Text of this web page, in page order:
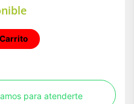
para atenderte